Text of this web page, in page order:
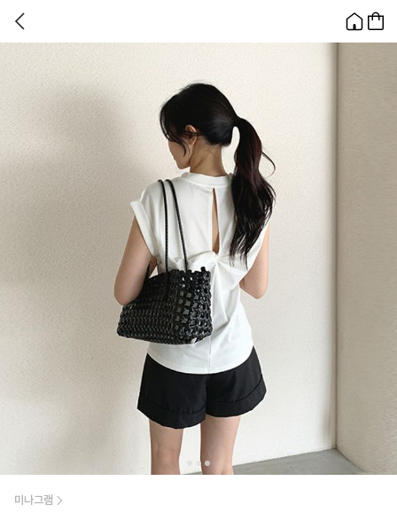
미나그램